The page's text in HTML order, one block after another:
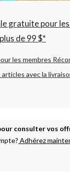
changer
gratuite pour
de 99 $*
les membres
articles avec la
consulter vos
Adhérez